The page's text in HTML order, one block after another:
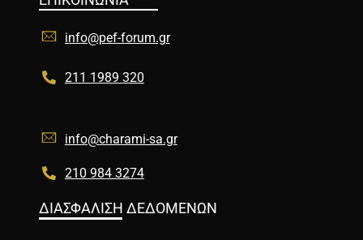
info@pef-forum.gr
211 1989 320
info@charami-sa.gr
210 984 3274
ΔΙΑΣΦΑΛΙΣΗ ΔΕΔΟΜΕΝΩΝ